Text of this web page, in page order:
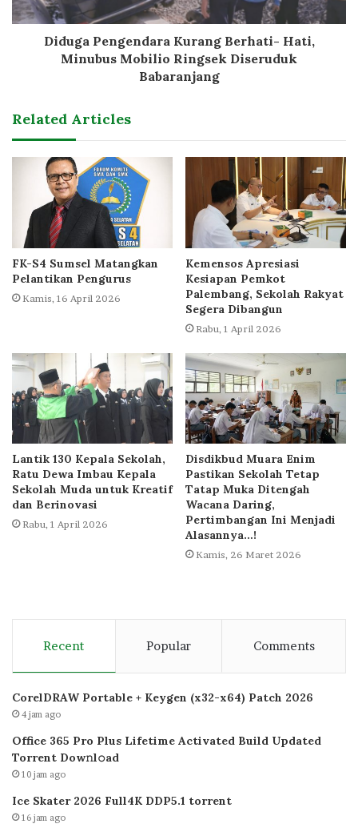
Diduga Pengendara Kurang Berhati- Hati,
Minubus Mobilio Ringsek Diseruduk
Babaranjang
Related Articles
FK-S4 Sumsel Matangkan
Pelantikan Pengurus
Kamis, 16 April 2026
Kemensos Apresiasi
Kesiapan Pemkot
Palembang, Sekolah Rakyat
Segera Dibangun
Rabu, 1 April 2026
Lantik 130 Kepala Sekolah,
Ratu Dewa Imbau Kepala
Sekolah Muda untuk Kreatif
dan Berinovasi
Rabu, 1 April 2026
Disdikbud Muara Enim
Pastikan Sekolah Tetap
Tatap Muka Ditengah
Wacana Daring,
Pertimbangan Ini Menjadi
Alasannya…!
Kamis, 26 Maret 2026
Recent Popular Comments
CorelDRAW Portable + Keygen (x32-x64) Patch 2026
4 jam ago
Office 365 Pro Plus Lifetime Activated Build Updated
Torrent Dow𝚗l𝚘аd
10 jam ago
Ice Skater 2026 Full4K DDP5.1 torrent
16 jam ago